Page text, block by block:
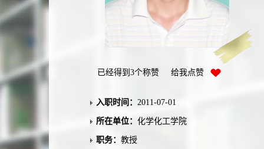
已经得到 3个称赞 给我点赞
入职时间： 2011-07-01
所在单位： 化学化工学院
职务： 教授